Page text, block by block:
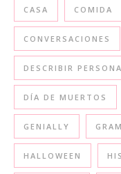
CASA COMIDA
CONVERSACIONES
DESCRIBIR
DÍA DE MUERTOS
GENIALLY
HALLOWEEN